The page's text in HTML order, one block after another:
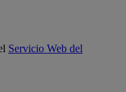
Servicio Web del